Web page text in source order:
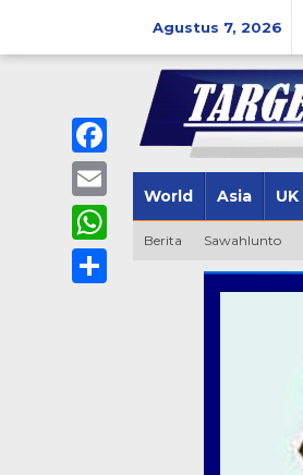
Agustus 7, 2026
World Asia UK
Berita Sawahlunto
Facebook
Email
WhatsApp